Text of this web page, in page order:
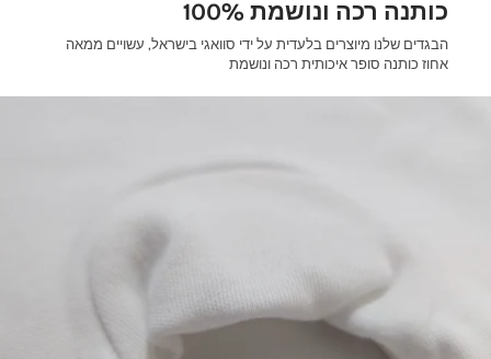
100% כותנה רכה ונושמת
הבגדים שלנו מיוצרים בלעדית על ידי סוואגי בישראל, עשויים ממאה
אחוז כותנה סופר איכותית רכה ונושמת